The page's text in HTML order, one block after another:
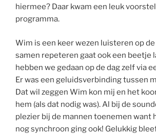
hiermee? Daar kwam een leuk
programma.
Wim is een keer wezen luisteren op
samen repeteren gaat ook een beetje
hebben we gedaan op de dag zelf via
Er was een geluidsverbinding tussen
Dat wil zeggen Wim kon mij en het
hem (als dat nodig was). Al bij de
plezier bij de mannen toenemen want
nog synchroon ging ook! Gelukkig